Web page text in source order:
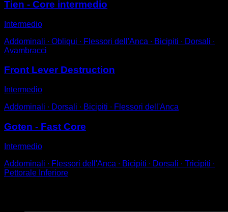
Tien - Core intermedio
Intermedio
Addominali ∙ Obliqui ∙ Flessori dell'Anca ∙ Bicipiti ∙ Dorsali ∙
Avambracci
Front Lever Destruction
Intermedio
Addominali ∙ Dorsali ∙ Bicipiti ∙ Flessori dell'Anca
Goten - Fast Core
Intermedio
Addominali ∙ Flessori dell'Anca ∙ Bicipiti ∙ Dorsali ∙ Tricipiti ∙
Pettorale Inferiore